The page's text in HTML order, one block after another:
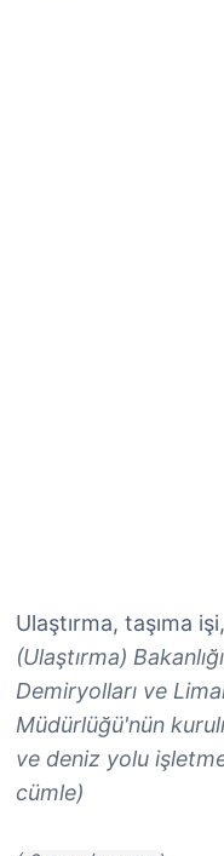
Ulaştırma, taşıma
(Ulaştırma)
Demiryolları ve
Müdürlüğü'nün
ve deniz yolu
cümle)